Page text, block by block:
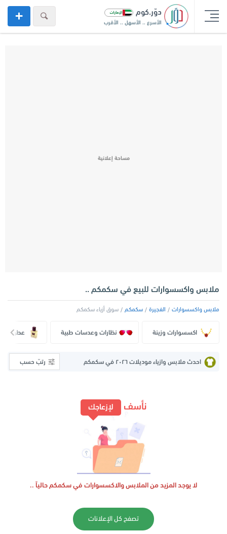
دوّر.كوم
الأسرع .. الأسهل .. الأقرب
ملابس واكسسوارات للبيع في سكمكم ..
ملابس واكسسوارات الفجيرة سكمكم سوق أزياء سكمكم
اكسسوارات وزينة نظارات وعدسات طبية عطور
احدث ملابس وازياء موديلات ٢٠٢٦ في سكمكم رتبّ حسب
نأسف لإزعاجك
لا يوجد المزيد من الملابس والاكسسوارات في سكمكم حالياً ..
تصفح كل الإعلانات